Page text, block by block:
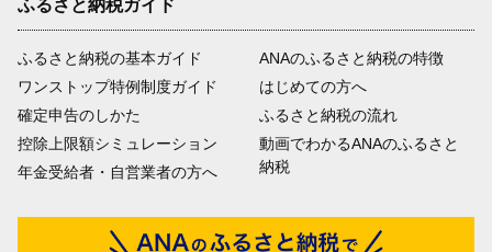
ふるさと納税ガイド
ふるさと納税の基本ガイド
ワンストップ特例制度ガイド
確定申告のしかた
控除上限額シミュレーション
年金受給者・自営業者の方へ
ANAのふるさと納税の特徴
はじめての方へ
ふるさと納税の流れ
動画でわかるANAのふるさと
納税